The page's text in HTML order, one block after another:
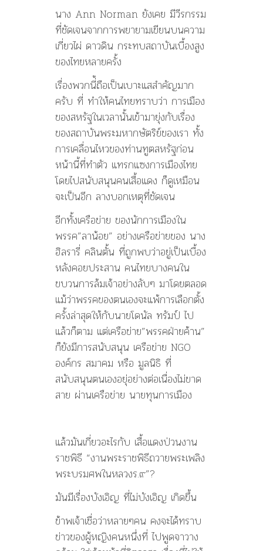
นาง Ann Norman ยังเคย มีวีรกรรม
ที่ชัดเจนจากการพยายามเขียนบนความ
เกี่ยวไผ่ ดาวดิน กระทบสถาบันเบื้องสูง
ของไทยหลายครั้ง
เรื่องพวกนี่้ถือเป็นเบาะแสสำคัญมาก
ครับ ที่ ทำให้คนไทยทราบว่า การเมือง
ของสหรัฐในเวลานั้นเข้ามายุ่งกับเรื่อง
ของสถาบันพระมหากษัตริย์ของเรา ทั้ง
การเคลื่อนไหวของท่านทูตสหรัฐก่อน
หน้านี้ที่ทำตัว แทรกแซงการเมืองไทย
โดยไปสนับสนุนคนเสื้อแดง ก็ดูเหมือน
จะเป็นอีก ลางบอกเหตุที่ชัดเจน
อีกทั้งเครือข่าย ของนักการเมืองใน
พรรค”ลาน้อย” อย่างเครือข่ายของ นาง
ฮิลรารี่ คลินตั้น ที่ถูกพบว่าอยู่เป็นเบื้อง
หลังคอยประสาน คนไทยบางคนใน
ขบวนการล้มเจ้าอย่างลับๆ มาโดยตลอด
แม้ว่าพรรคของตนเองจะแพ้การเลือกตั้ง
ครั้งล่าสุดให้กับนายโดนัล ทรัมป์ ไป
แล้วก็ตาม แต่เครือข่าย”พรรคฝ่ายค้าน”
ก็ยังมีการสนับสนุน เครือข่าย NGO
องค์กร สมาคม หรือ มูลนิธิ ที่
สนับสนุนตนเองอยุ่อย่างต่อเนื่องไม่ขาด
สาย ผ่านเครือข่าย นายทุนการเมือง
แล้วมันเกี่ยวอะไรกับ เสื้อแดงป่วนงาน
ราชพิธี “งานพระราชพิธีถวายพระเพลิง
พระบรมศพในหลวงร.๙”?
มันมีเรื่องบังเอิญ ที่ไม่บังเอิญ เกิดขึ้น
ข้าพเจ้าเชื่อว่าหลายๆคน คงจะได้ทราบ
ข่าวของผู้หญิงคนหนึ่งที่ ไปพูดจาวาง